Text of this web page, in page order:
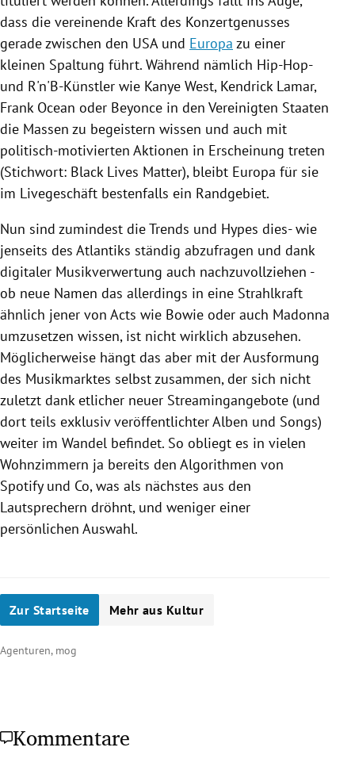
dass die vereinende Kraft des Konzertgenusses
gerade zwischen den USAund Europa zu einer
kleinen Spaltung führt. Während nämlich Hip-Hop-
und R'n'B-Künstler wie Kanye West, Kendrick Lamar,
Frank Ocean oder Beyonce in den Vereinigten Staaten
die Massen zu begeistern wissen und auch mit
politisch-motivierten Aktionen in Erscheinung treten
(Stichwort: Black Lives Matter), bleibt Europa für sie
im Livegeschäft bestenfalls ein Randgebiet.
Nun sind zumindest die Trends und Hypes dies- wie
jenseits des Atlantiks ständig abzufragen und dank
digitaler Musikverwertung auch nachzuvollziehen -
ob neue Namen das allerdings in eine Strahlkraft
ähnlich jener von Acts wie Bowie oder auch Madonna
umzusetzen wissen, ist nicht wirklich abzusehen.
Möglicherweise hängt das aber mit der Ausformung
des Musikmarktes selbst zusammen, der sich nicht
zuletzt dank etlicher neuer Streamingangebote (und
dort teils exklusiv veröffentlichter Alben und Songs)
weiter im Wandel befindet. So obliegt es in vielen
Wohnzimmern ja bereits den Algorithmen von
Spotifyund Co, was als nächstes aus den
Lautsprechern dröhnt, und weniger einer
persönlichen Auswahl.
Zur Startseite Mehr aus Kultur
Agenturen, mog
Kommentare